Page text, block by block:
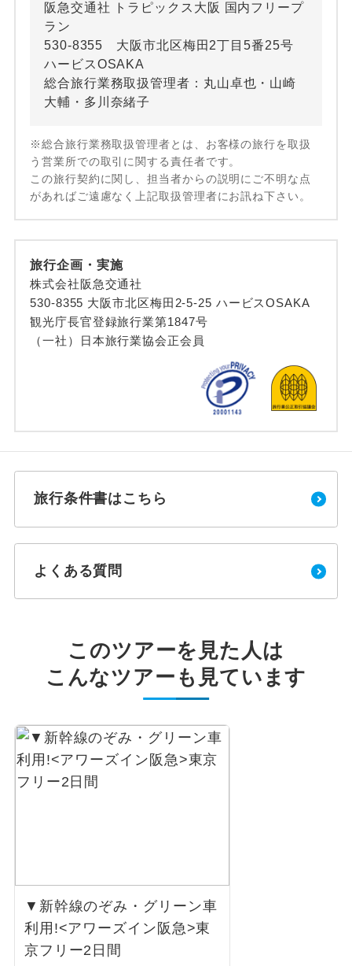
阪急交通社 トラピックス大阪 国内フリープ
ラン
530-8355 大阪市北区梅田2丁目5番25号
ハービスOSAKA
総合旅行業務取扱管理者：丸山卓也・山崎
大輔・多川奈緒子
※総合旅行業務取扱管理者とは、お客様の旅行を取扱
う営業所での取引に関する責任者です。
この旅行契約に関し、担当者からの説明にご不明な点
があればご遠慮なく上記取扱管理者にお訊ね下さい。
旅行企画・実施
株式会社阪急交通社
530-8355 大阪市北区梅田2-5-25 ハービスOSAKA
観光庁長官登録旅行業第1847号
（一社）日本旅行業協会正会員
旅行条件書はこちら
よくある質問
このツアーを見た人は
こんなツアーも見ています
▼新幹線のぞみ・グリーン車
利用!<アワーズイン阪急>東
京フリー2日間